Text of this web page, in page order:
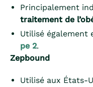
Principalement
traitement de
Utilisé également
pe 2.
Zepbound
Utilisé aux États-